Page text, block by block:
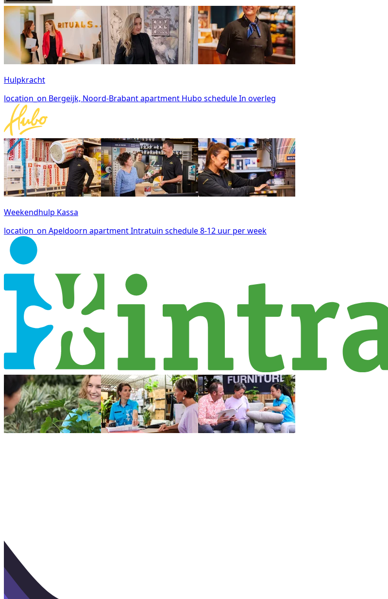
Hulpkracht
location_on Bergeijk, Noord-Brabantapartment Hubo scheduleIn overleg
Weekendhulp Kassa
location_on Apeldoorn apartmentIntratuin schedule8-12 uur per week